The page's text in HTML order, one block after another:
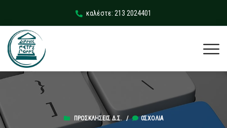
καλέστε: 213 2024401
ΠΡΟΣΚΛΉΣΕΙΣ Δ.Σ. / 0ΣΧΌΛΙΑ